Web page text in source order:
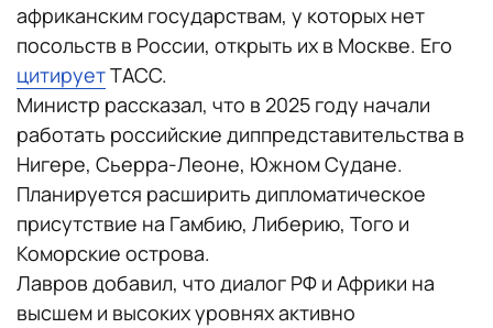
африканским государствам, у которых нет
посольств в России, открыть их в Москве. Его
цитируетТАСС.
Министр рассказал, что в 2025 году начали
работать российские диппредставительства в
Нигере, Сьерра-Леоне, Южном Судане.
Планируется расширить дипломатическое
присутствие на Гамбию, Либерию, Того и
Коморские острова.
Лавров добавил, что диалог РФ и Африки на
высшем и высоких уровнях активно